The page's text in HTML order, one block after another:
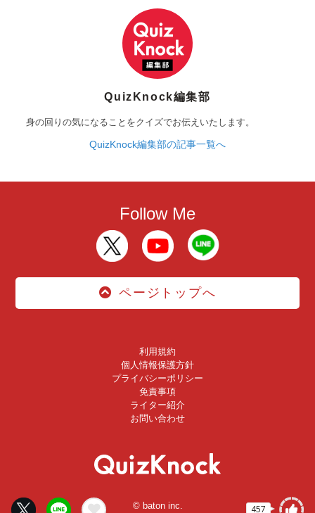
457
QuizKnock編集部
身の回りの気になることをクイズでお伝えいたします。
QuizKnock編集部の記事一覧へ
Follow Me
ページトップへ
利用規約
個人情報保護方針
プライバシーポリシー
免責事項
ライター紹介
お問い合わせ
© baton inc.